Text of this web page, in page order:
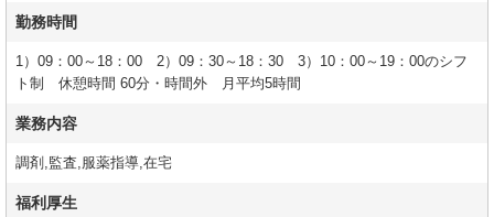
勤務時間
1）09：00～18：00 2）09：30～18：30 3）10：00～19：00のシフ
ト制 休憩時間 60分・時間外 月平均5時間
業務内容
調剤,監査,服薬指導,在宅
福利厚生